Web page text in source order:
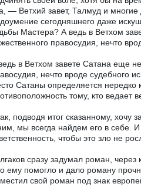
— Ветхий завет, Талмуд и
сегодняшнего даже
Мастера? А ведь в Ветхом
правосудия, нечто
в Ветхом завете Сатана еще
нечто вроде судебного
Сатаны определяется
тому, кто ведает
подводя итог сказанному,
мы всегда найдем его в себе.
чтобы это зло не
сразу задумал роман,
ему помогло и дало роману
свой роман под знак